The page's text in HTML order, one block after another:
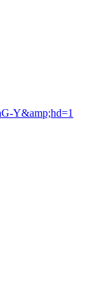
Y&amp;hd=1